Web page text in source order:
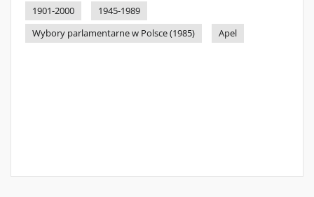
1901-2000
1945-1989
Wybory parlamentarne w Polsce (1985)
Apel